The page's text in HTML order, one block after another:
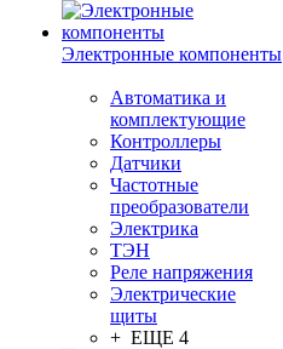
Электронные компоненты
Автоматика и
комплектующие
Контроллеры
Датчики
Частотные
преобразователи
Электрика
ТЭН
Реле напряжения
Электрические
щиты
+ ЕЩЕ 4